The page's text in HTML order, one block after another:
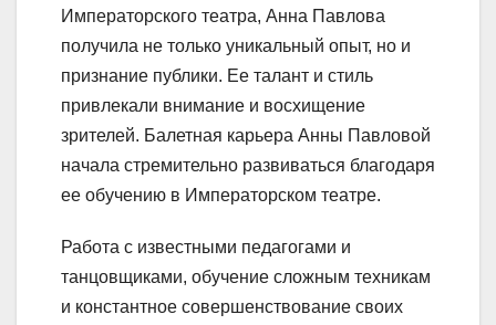
Императорского театра, Анна Павлова
получила не только уникальный опыт, но и
признание публики. Ее талант и стиль
привлекали внимание и восхищение
зрителей. Балетная карьера Анны Павловой
начала стремительно развиваться благодаря
ее обучению в Императорском театре.
Работа с известными педагогами и
танцовщиками, обучение сложным техникам
и константное совершенствование своих